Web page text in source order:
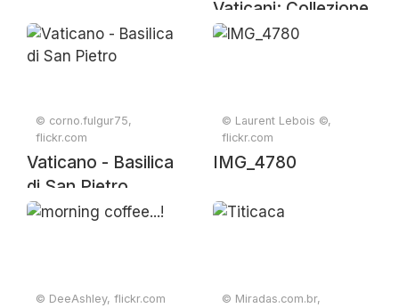
Vaticani: Collezione
d'Arte Religiosa
© corno.fulgur75,
flickr.com
Vaticano - Basilica
di San Pietro
© Laurent Lebois ©,
flickr.com
IMG_4780
© DeeAshley, flickr.com
© Miradas.com.br,